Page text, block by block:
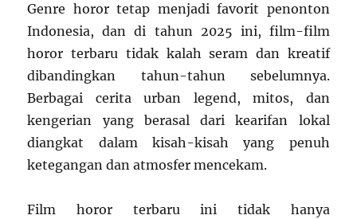
Genre horor tetap menjadi favorit penonton
Indonesia, dan di tahun 2025 ini, film-film
horor terbaru tidak kalah seram dan kreatif
dibandingkan tahun-tahun sebelumnya.
Berbagai cerita urban legend, mitos, dan
kengerian yang berasal dari kearifan lokal
diangkat dalam kisah-kisah yang penuh
ketegangan dan atmosfer mencekam.
Film horor terbaru ini tidak hanya